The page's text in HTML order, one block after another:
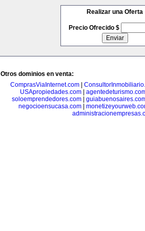
Realizar una Oferta
Precio Ofrecido $
Otros dominios en venta:
ComprasViaInternet.com
USApropiedades.com|
soloemprendedores.com|
negocioensucasa.com